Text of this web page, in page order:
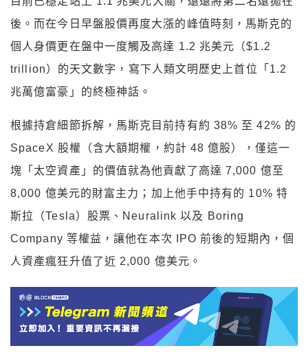
後。而在今日早盤股價再度大漲的峰值時刻，馬斯克的
個人身價更在盤中一度觸及高達 1.2 兆美元（$1.2
trillion）的天文數字，寫下人類文明歷史上首位「1.2
兆萬億富豪」的終極神話。
根據持倉細節拆解，馬斯克目前持有約 38% 至 42% 的
SpaceX 股權（含大額期權，約計 48 億股），僅這一
塊「太空資產」的價值就為他貢獻了高達 7,000 億至
8,000 億美元的財富主力；加上他手中持有的 10% 特
斯拉（Tesla）股票、Neuralink 以及 Boring
Company 等權益，讓他在本次 IPO 前後的短期內，個
人資產瘋狂升值了近 2,000 億美元。